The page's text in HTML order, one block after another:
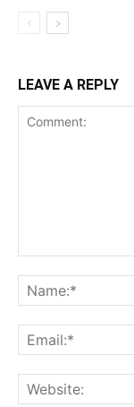
LEAVE A REPLY